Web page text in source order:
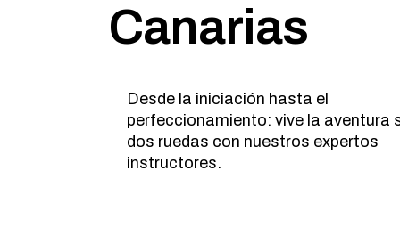
Canarias
Desde la iniciación hasta el
perfeccionamiento: vive la aventura
dos ruedas con nuestros expertos
instructores.